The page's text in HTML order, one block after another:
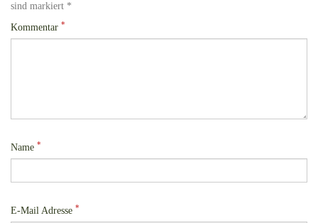
sind markiert *
Kommentar *
Name *
E-Mail Adresse *